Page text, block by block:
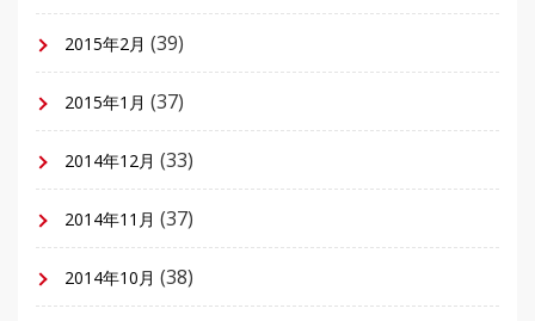
2015年2月 (39)
2015年1月 (37)
2014年12月 (33)
2014年11月 (37)
2014年10月 (38)